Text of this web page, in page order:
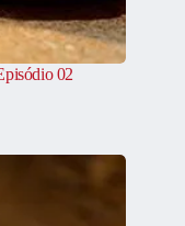
02